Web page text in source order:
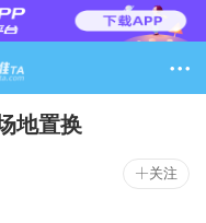
地置换
关注